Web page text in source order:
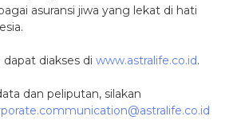
asuransi jiwa yang lekat di hati
diakses di www.astralife.co.id.
dan peliputan, silakan